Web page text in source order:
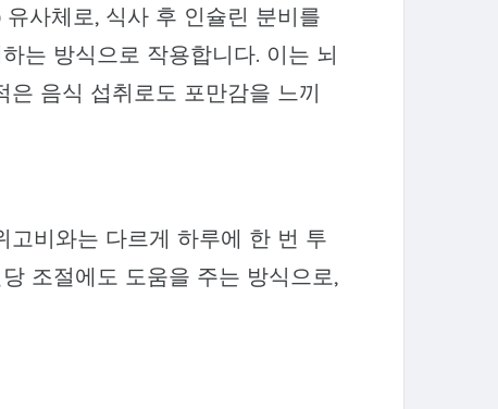
사체로, 식사 후 인슐린 분비를
는 방식으로 작용합니다. 이는 뇌
음식 섭취로도 포만감을 느끼
고비와는 다르게 하루에 한 번 투
조절에도 도움을 주는 방식으로,